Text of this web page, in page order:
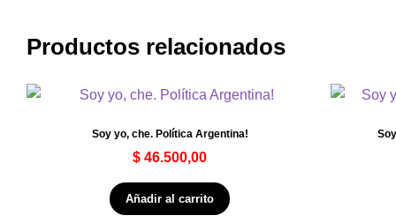
Productos relacionados
Soy yo, che. Política Argentina!
$ 46.500,00
Añadir al carrito